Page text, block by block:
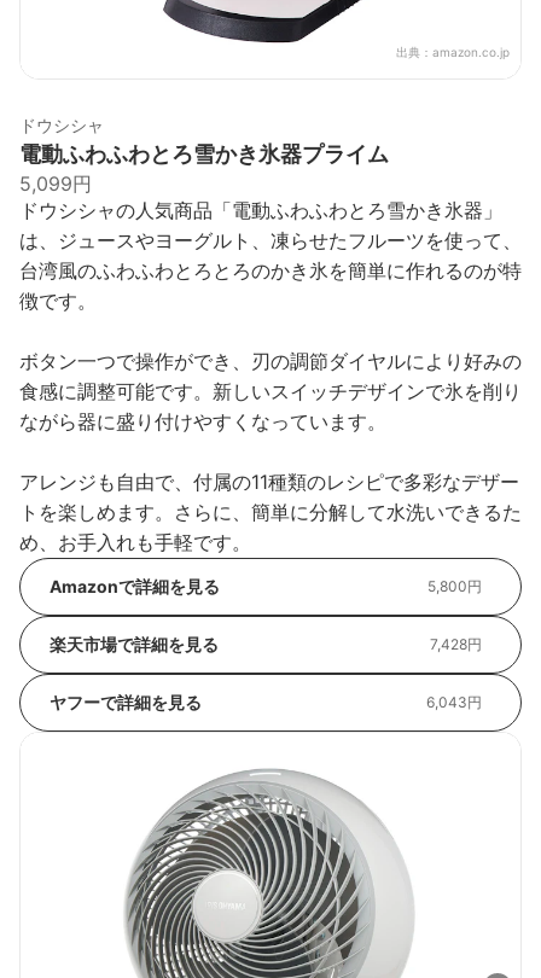
出典： amazon.co.jp
ドウシシャ
電動ふわふわとろ雪かき氷器プライム
5,099円
ドウシシャの人気商品「電動ふわふわとろ雪かき氷器」
は、ジュースやヨーグルト、凍らせたフルーツを使って、
台湾風のふわふわとろとろのかき氷を簡単に作れるのが特
徴です。
ボタン一つで操作ができ、刃の調節ダイヤルにより好みの
食感に調整可能です。新しいスイッチデザインで氷を削り
ながら器に盛り付けやすくなっています。
アレンジも自由で、付属の11種類のレシピで多彩なデザー
トを楽しめます。さらに、簡単に分解して水洗いできるた
め、お手入れも手軽です。
Amazonで詳細を見る 5,800円
楽天市場で詳細を見る 7,428円
ヤフーで詳細を見る 6,043円